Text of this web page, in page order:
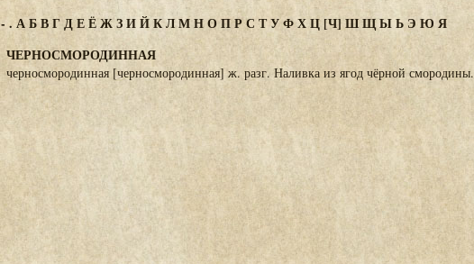
-. АБВГДЕЁЖЗИЙКЛМНОПРС ТУФХЦ [Ч]ШЩЫЬ Э Ю Я
ЧЕРНОСМОРОДИННАЯ
черносмородинная [черносмородинная] ж. разг. Наливка из ягод чёрной смородины.